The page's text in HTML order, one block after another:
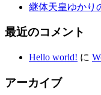
継体天皇ゆかり
最近のコメント
Hello world! に
アーカイブ